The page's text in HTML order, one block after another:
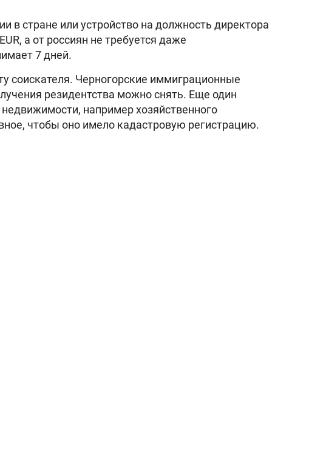
в стране или устройство на должность директора
а от россиян не требуется даже
7 дней.
соискателя. Черногорские иммиграционные
резидентства можно снять. Еще один
например хозяйственного
чтобы оно имело кадастровую регистрацию.